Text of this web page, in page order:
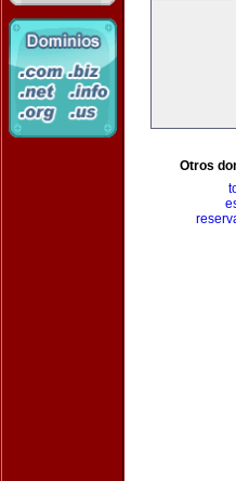
Otros